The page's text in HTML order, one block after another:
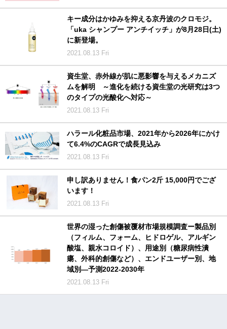
キー成分はかゆみを抑える京丹波のクロモジ。
「uka シャンプー アンチイッチ」が8月28日(土)
に新登場。
2021.08.13 Fri
資生堂、赤外線が肌に悪影響を与えるメカニズ
ムを解明 ～進化を続ける資生堂の光研究は3つ
のタイプの光酸化へ対応～
2021.08.13 Fri
ハラール化粧品市場、2021年から2026年にかけ
て6.4%のCAGRで成長見込み
2021.08.13 Fri
申し訳ありません！食パン2斤 15,000円でござ
います！
2021.08.13 Fri
世界の湿った創傷被覆材市場規模調査ー製品別
（フィルム、フォーム、ヒドロゲル、アルギン
酸塩、親水コロイド）、用途別（糖尿病性潰
瘍、外科的創傷など）、エンドユーザー別、地
域別―予測2022-2030年
2021.08.13 Fri